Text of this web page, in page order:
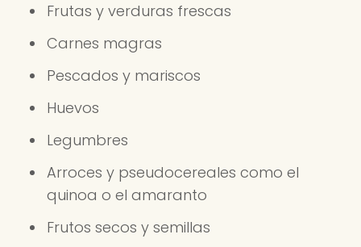
Frutas y verduras frescas
Carnes magras
Pescados y mariscos
Huevos
Legumbres
Arroces y pseudocereales como el
quinoa o el amaranto
Frutos secos y semillas